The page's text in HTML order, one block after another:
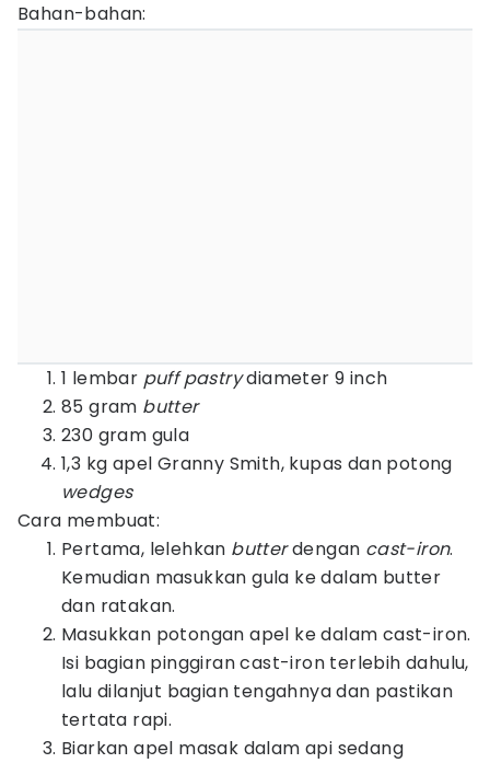
Bahan-bahan:
1 lembar puff pastrydiameter 9 inch
85 gram butter
230 gram gula
1,3 kg apel Granny Smith, kupas dan potong
wedges
Cara membuat:
Pertama, lelehkan butterdengan cast-iron.
Kemudian masukkan gula ke dalam butter
dan ratakan.
Masukkan potongan apel ke dalam cast-iron.
Isi bagian pinggiran cast-iron terlebih dahulu,
lalu dilanjut bagian tengahnya dan pastikan
tertata rapi.
Biarkan apel masak dalam api sedang